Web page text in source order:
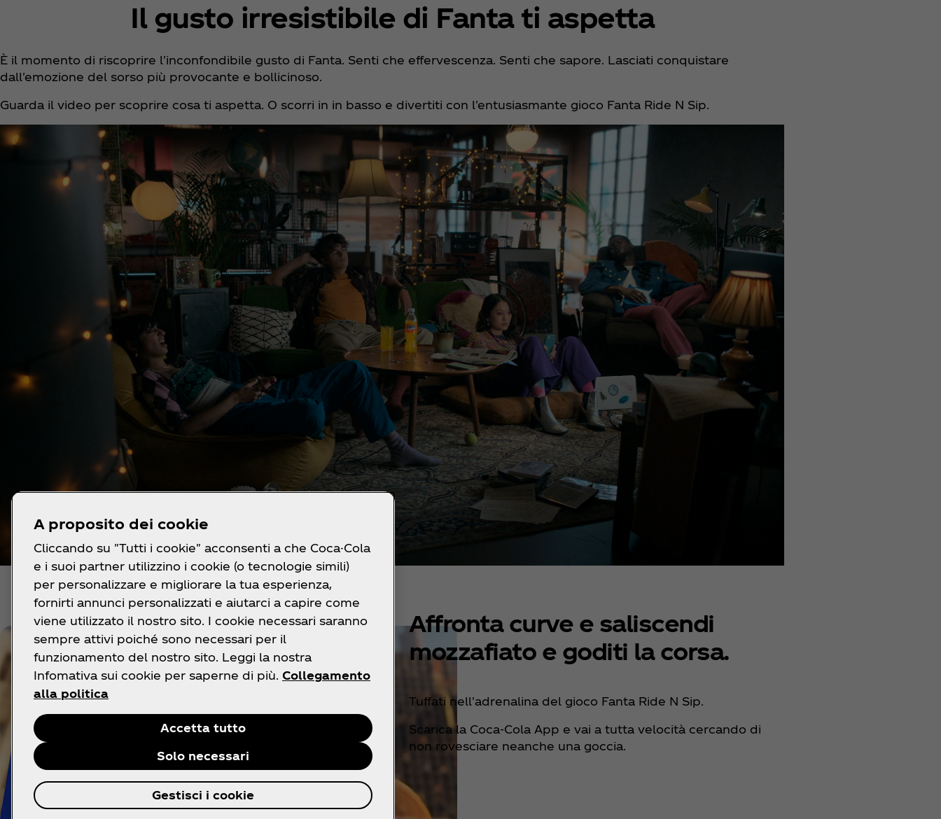
Il gusto irresistibile di Fanta ti aspetta
È il momento di riscoprire l'inconfondibile gusto di Fanta. Senti che effervescenza. Senti che sapore. Lasciati conquistare
dall'emozione del sorso più provocante e bollicinoso.
Guarda il video per scoprire cosa ti aspetta. O scorri in in basso e divertiti con l'entusiasmante gioco Fanta Ride N Sip.
Affronta curve e saliscendi
mozzafiato e goditi la corsa.
Tuffati nell'adrenalina del gioco Fanta Ride N Sip.
Scarica la Coca‑Cola App e vai a tutta velocità cercando di
non rovesciare neanche una goccia.
A proposito dei cookie
Cliccando su "Tutti i cookie" acconsenti a che Coca-Cola
e i suoi partner utilizzino i cookie (o tecnologie simili)
per personalizzare e migliorare la tua esperienza,
fornirti annunci personalizzati e aiutarci a capire come
viene utilizzato il nostro sito. I cookie necessari saranno
sempre attivi poiché sono necessari per il
funzionamento del nostro sito. Leggi la nostra
Infomativa sui cookie per saperne di più. Collegamento
alla politica
Accetta tutto
Solo necessari
Gestisci i cookie